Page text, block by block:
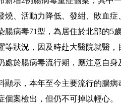
燒、活動力降低、發紺、敗血
腸病毒71型，為居住於北部的5
等狀況，因及時赴大醫院就醫
處於腸病毒流行期，應注意自
顯示，本年至今主要流行的腸
個案檢出，但仍不可掉以輕心。